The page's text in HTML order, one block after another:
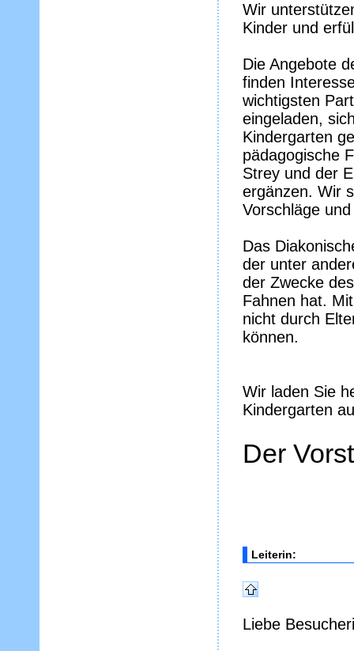
Wir
Kinder und
Die Angebote
finden
wichtigsten
eingeladen,
Kindergarten
pädagogische
Strey und der
ergänzen. Wir
Vorschläge
Das
der unter
der Zwecke
Fahnen hat.
nicht durch
können.
Wir laden Sie
Kindergarten
Der
Leiterin:
Liebe